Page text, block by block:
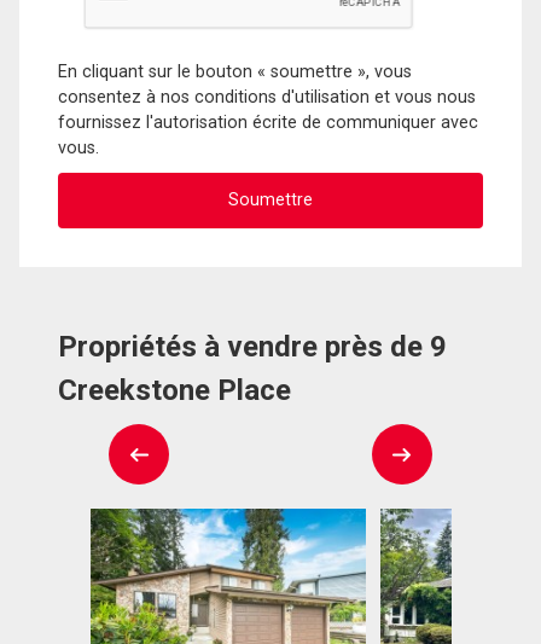
En cliquant sur le bouton « soumettre », vous
consentez à nos conditions d'utilisation et vous nous
fournissez l'autorisation écrite de communiquer avec
vous.
Propriétés à vendre près de 9
Creekstone Place